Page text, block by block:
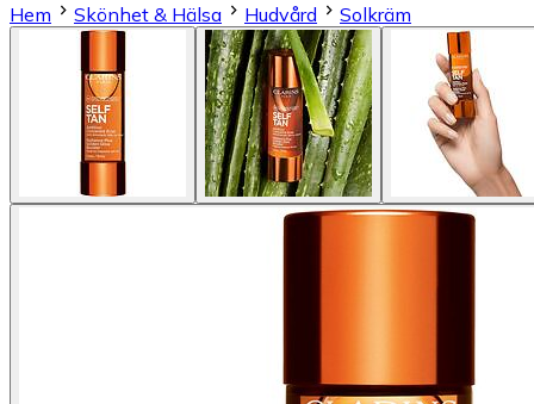
Hem
Skönhet & Hälsa Hudvård Solkräm